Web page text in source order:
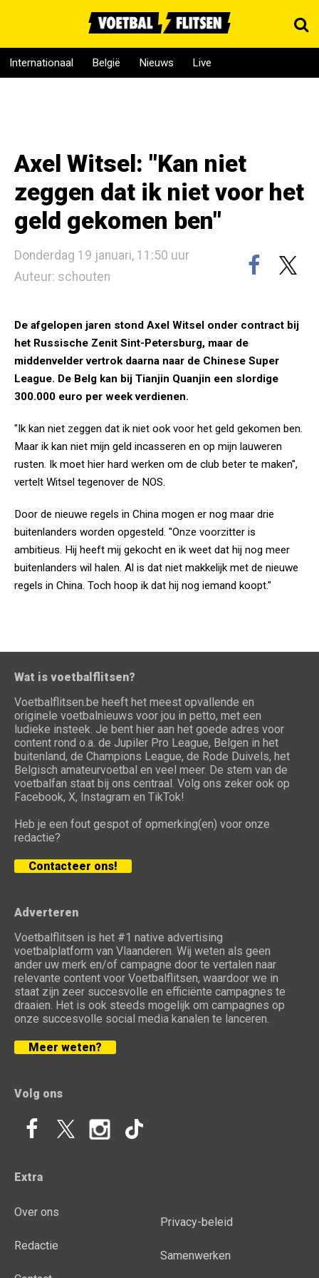
Internationaal België Nieuws Live
Axel Witsel: "Kan niet
zeggen dat ik niet voor het
geld gekomen ben"
Donderdag 19 januari, 11:50 uur
Auteur: schouten
De afgelopen jaren stond Axel Witsel onder contract bij
het Russische Zenit Sint-Petersburg, maar de
middenvelder vertrok daarna naar de Chinese Super
League. De Belg kan bij Tianjin Quanjin een slordige
300.000 euro per week verdienen.
"Ik kan niet zeggen dat ik niet ook voor het geld gekomen ben.
Maar ik kan niet mijn geld incasseren en op mijn lauweren
rusten. Ik moet hier hard werken om de club beter te maken'',
vertelt Witsel tegenover de NOS.
Door de nieuwe regels in China mogen er nog maar drie
buitenlanders worden opgesteld. "Onze voorzitter is
ambitieus. Hij heeft mij gekocht en ik weet dat hij nog meer
buitenlanders wil halen. Al is dat niet makkelijk met de nieuwe
regels in China. Toch hoop ik dat hij nog iemand koopt."
Wat is voetbalflitsen?
Voetbalflitsen.be heeft het meest opvallende en
originele voetbalnieuws voor jou in petto, met een
ludieke insteek. Je bent hier aan het goede adres voor
content rond o.a. de Jupiler Pro League, Belgen in het
buitenland, de Champions League, de Rode Duivels, het
Belgisch amateurvoetbal en veel meer. De stem van de
voetbalfan staat bij ons centraal. Volg ons zeker ook op
Facebook, X, Instagram en TikTok!
Heb je een fout gespot of opmerking(en) voor onze
redactie?
Contacteer ons!
Adverteren
Voetbalflitsen is het #1 native advertising
voetbalplatform van Vlaanderen. Wij weten als geen
ander uw merk en/of campagne door te vertalen naar
relevante content voor Voetbalflitsen, waardoor we in
staat zijn zeer succesvolle en efficiënte campagnes te
draaien. Het is ook steeds mogelijk om campagnes op
onze succesvolle social media kanalen te lanceren.
Meer weten?
Volg ons
Extra
Over ons
Redactie
Privacy-beleid
Samenwerken